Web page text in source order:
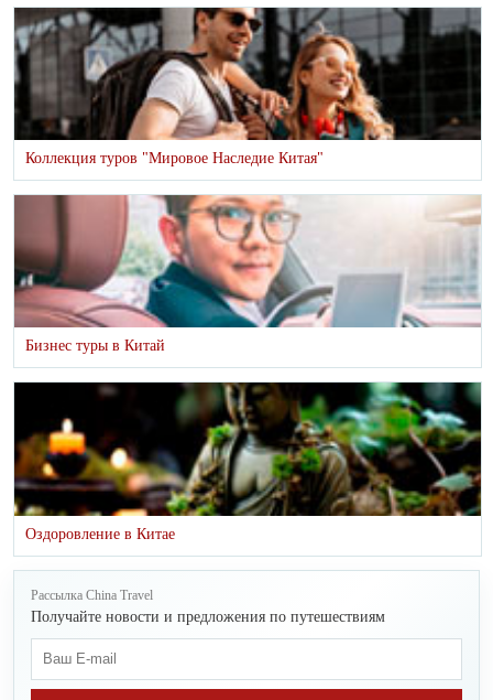
Коллекция туров "Мировое Наследие Китая"
Бизнес туры в Китай
Оздоровление в Китае
Рассылка China Travel
Получайте новости и предложения по путешествиям